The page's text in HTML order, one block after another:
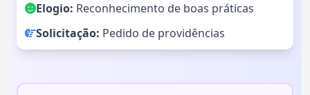
Elogio: Reconhecimento de boas práticas
Solicitação: Pedido de providências